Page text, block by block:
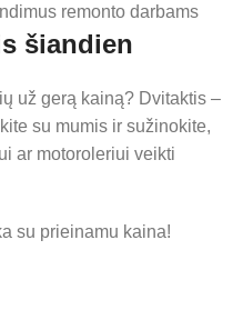
remonto darbams
šiandien
už gerą kainą? Dvitaktis –
su mumis ir sužinokite,
ar motoroleriui veikti
su prieinamu kaina!